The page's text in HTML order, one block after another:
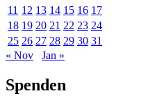
11 12 13 14 15 16 17
18 19 20 21 22 23 24
25 26 27 28 29 30 31
« Nov
Jan »
Spenden